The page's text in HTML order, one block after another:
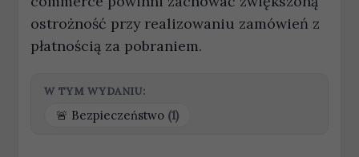
ostrożność przy realizowaniu zamówień z
płatnością za pobraniem.
W TYM WYDANIU:
Bezpieczeństwo (1)